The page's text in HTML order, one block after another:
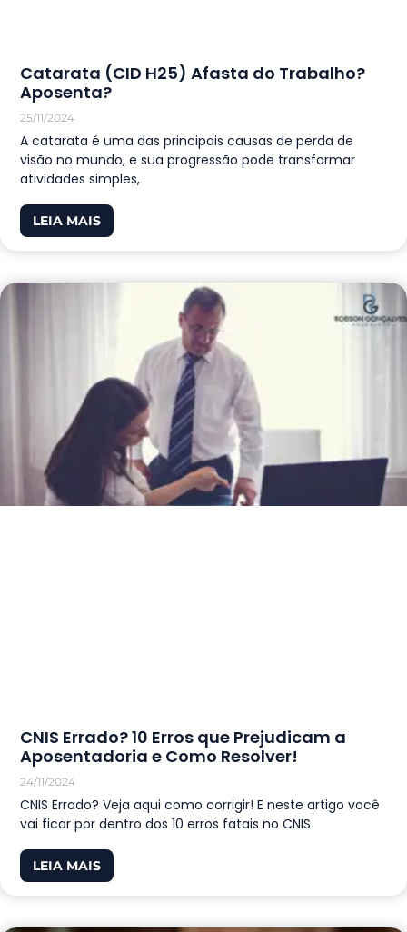
Catarata (CID H25) Afasta do Trabalho?
Aposenta?
25/11/2024
A catarata é uma das principais causas de perda de
visão no mundo, e sua progressão pode transformar
atividades simples,
LEIA MAIS
CNIS Errado? 10 Erros que Prejudicam a
Aposentadoria e Como Resolver!
24/11/2024
CNIS Errado? Veja aqui como corrigir! E neste artigo você
vai ficar por dentro dos 10 erros fatais no CNIS
LEIA MAIS